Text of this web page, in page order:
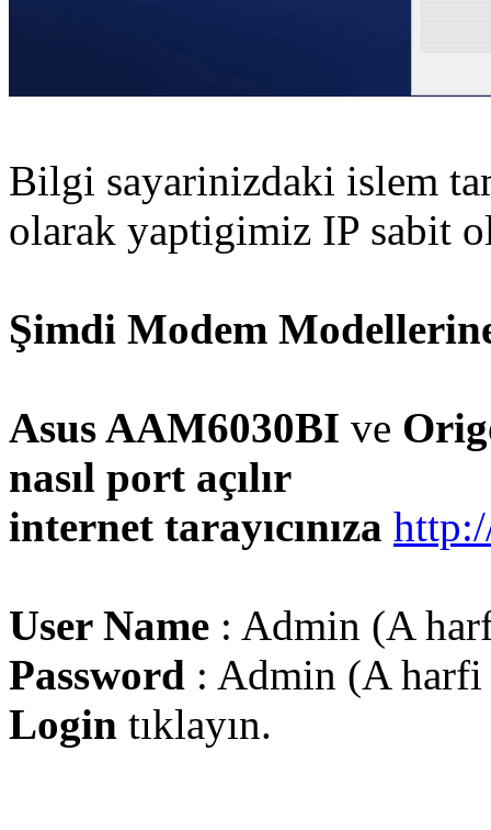
Bilgi sayarinizdaki islem
olarak yaptigimiz IP sabit
Şimdi Modem
Asus AAM6030BI ve
nasıl port açılır
internet tarayıcınıza
User Name : Admin (A
Password : Admin (A
Login tıklayın.